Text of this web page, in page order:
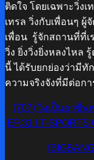
ติดใจ โดยเฉพาะวิ่งเ
เทรล วิ่งกับเพื่อนๆ ผู้
เพื่อน รู้จักสถานที่ที่เ
วิ่ง ยิ่งวิ่งยิ่งหลงไหล
นี้ ได้รับยกย่องว่ามีทั
ความจริงจังที่มีต่อก
(707) วิ่งเป็นอาชีพ
EP.31 | T-